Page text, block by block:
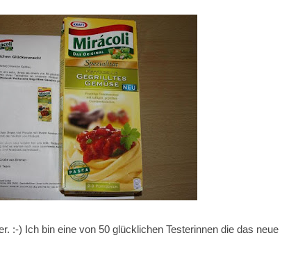
:-) Ich bin eine von 50 glücklichen Testerinnen die das neue